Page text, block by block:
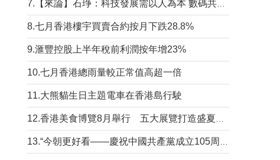
8.七月香港樓宇買賣合約按月下跌28.8%
9.滙豐控股上半年稅前利潤按年增23%
10.七月香港總雨量較正常值高超一倍
11.大熊貓生日主題電車在香港島行駛